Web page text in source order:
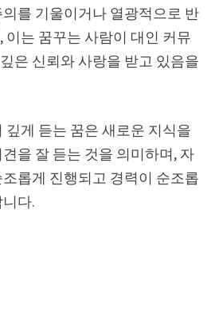
를 기울이거나 열광적으로 반
이는 꿈꾸는 사람이 대인 커뮤
은 신뢰와 사랑을 받고 있음을
깊게 듣는 꿈은 새로운 지식을
을 잘 듣는 것을 의미하며, 자
롭게 진행되고 경력이 순조롭
다.